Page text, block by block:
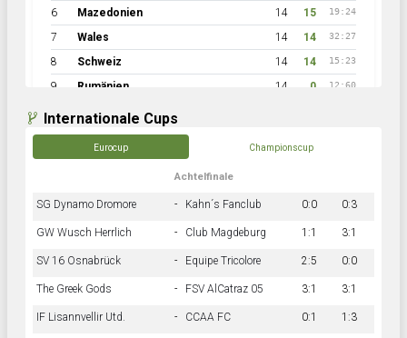
6 Mazedonien 14 15 19:24
7 Wales 14 14 32:27
8 Schweiz 14 14 15:23
9 Rumänien 14 0 12:60
Internationale Cups
Eurocup Championscup
Achtelfinale
SG Dynamo Dromore - Kahn´s Fanclub 0:0 0:3
GW Wusch Herrlich - Club Magdeburg 1:1 3:1
SV 16 Osnabrück - Equipe Tricolore 2:5 0:0
The Greek Gods - FSV AlCatraz 05 3:1 3:1
IF Lisannvellir Utd. - CCAA FC 0:1 1:3